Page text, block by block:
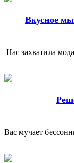
Вкусное
Нас захватила
Вас мучает